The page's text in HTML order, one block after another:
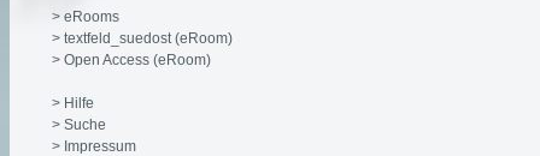
> eRooms
> textfeld_suedost (eRoom)
> Open Access (eRoom)
> Hilfe
> Suche
> Impressum